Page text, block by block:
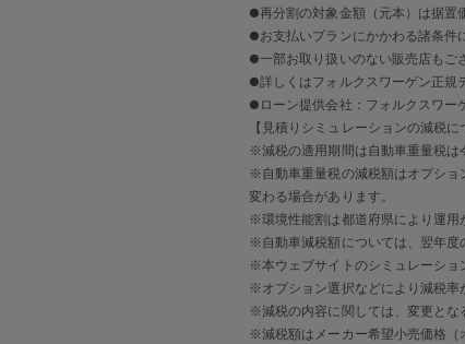
●再分割の対象金額（元本）は据置
●お支払いプランにかかわる諸条件
●一部お取り扱いのない販売店もご
●詳しくはフォルクスワーゲン正規
●ローン提供会社：フォルクスワー
【見積りシミュレーションの減税に
※減税の適用期間は自動車重量税は
※自動車重量税の減税額はオプショ
変わる場合があります。
※環境性能割は都道府県により運用
※自動車減税額については、翌年度
※本ウェブサイトのシミュレーショ
※オプション選択などにより減税率
※減税の内容に関しては、変更とな
※減税額はメーカー希望小売価格（